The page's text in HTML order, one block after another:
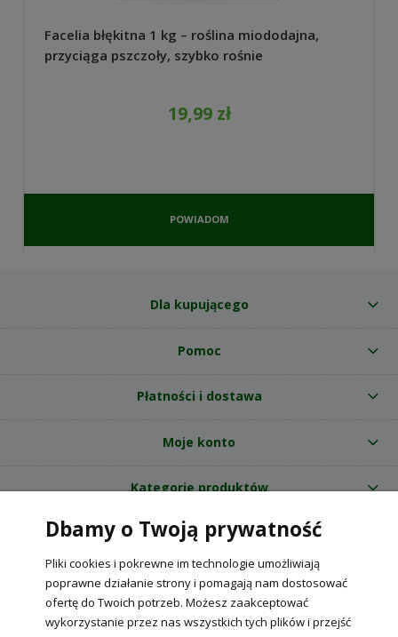
Facelia błękitna 1 kg – roślina miododajna,
przyciąga pszczoły, szybko rośnie
19,99 zł
POWIADOM
DOSTĘPNOŚCI
Dla kupującego
Pomoc
Płatności i dostawa
Moje konto
Kategorie produktów
O nas
Internetowy sklep ogrodniczy z nasionami RajOgrodnika.pl
NIP: 6090037061, REGON: 260240470 | Czarnca, ul. Tęczowa 31, 29-100
Włoszczowa
Dbamy o Twoją prywatność
Pliki cookies i pokrewne im technologie umożliwiają
poprawne działanie strony i pomagają nam dostosować
ofertę do Twoich potrzeb. Możesz zaakceptować
wykorzystanie przez nas wszystkich tych plików i przejść